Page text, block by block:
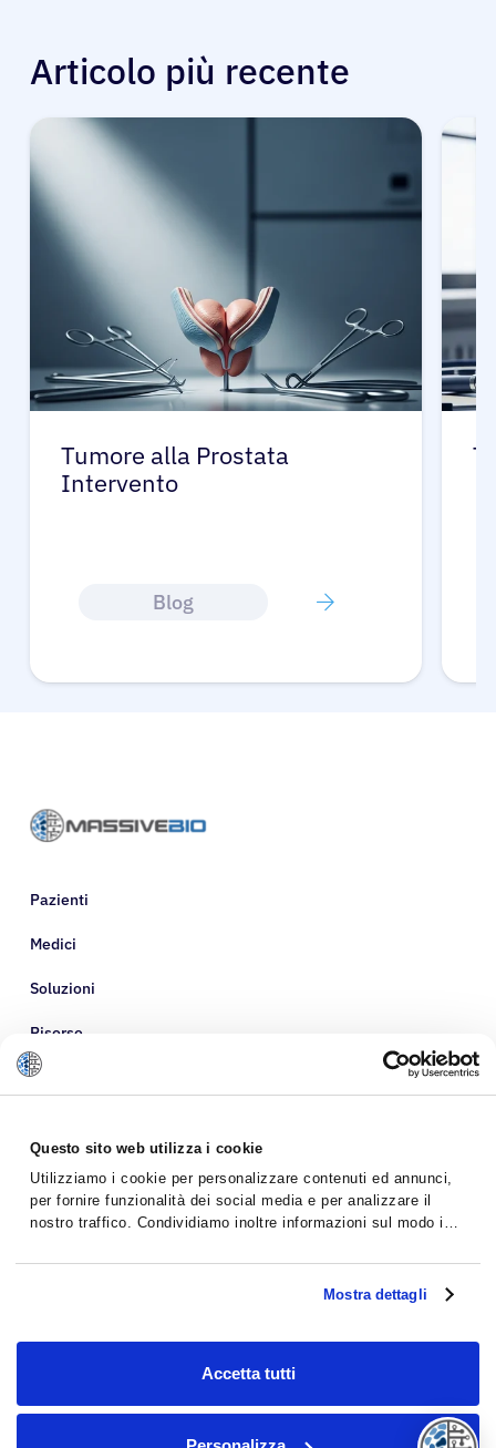
Questo sito web utilizza i cookie
Utilizziamo i cookie per personalizzare contenuti ed annunci,
per fornire funzionalità dei social media e per analizzare il
nostro traffico. Condividiamo inoltre informazioni sul modo in
analisi dei dati web, pubblicità e social media, i quali
potrebbero combinarle con altre informazioni che hai fornito
Mostra dettagli
Accetta tutti
Articolo più recente
Tumore alla Prostata
Intervento
Blog
Pazienti
Medici
Soluzioni
Risorse
Informazioni su di noi